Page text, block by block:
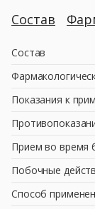
Состав
Состав
Показания к
Прием во время
Побочные
Способ